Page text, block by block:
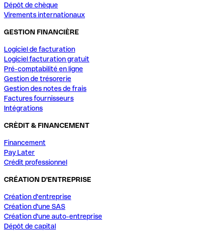
Dépôt de chèque
Virements internationaux
GESTION FINANCIÈRE
Logiciel de facturation
Logiciel facturation gratuit
Pré-comptabilité en ligne
Gestion de trésorerie
Gestion des notes de frais
Factures fournisseurs
Intégrations
CRÈDIT & FINANCEMENT
Financement
Pay Later
Crédit professionnel
CRÉATION D'ENTREPRISE
Création d'entreprise
Création d'une SAS
Création d'une auto-entreprise
Dépôt de capital